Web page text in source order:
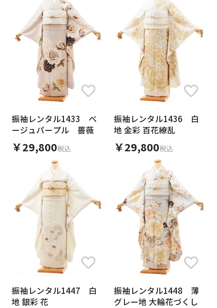
振袖レンタル1433 ベ
ージュパープル 薔薇
￥29,800税込
振袖レンタル1436 白
地 金彩 百花繚乱
￥29,800税込
振袖レンタル1447 白
地 銀彩 花
振袖レンタル1448 薄
グレー地 大輪花づくし